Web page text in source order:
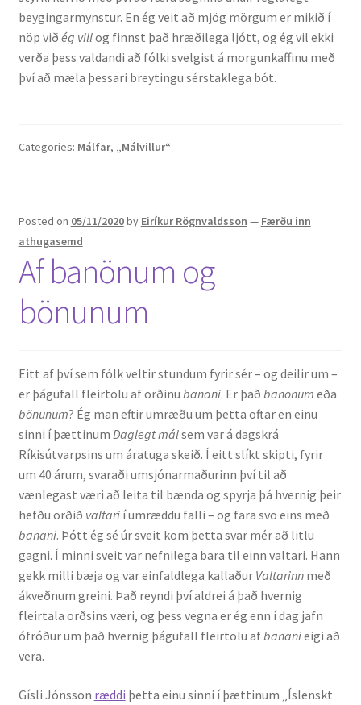
beygingarmynstur. En ég veit að mjög mörgum er mikið í
nöp við ég villog finnst það hræðilega ljótt, og ég vil ekki
verða þess valdandi að fólki svelgist á morgunkaffinu með
því að mæla þessari breytingu sérstaklega bót.
Categories: Málfar, „Málvillur“
Posted on 05/11/2020by Eiríkur Rögnvaldsson — Færðu inn
athugasemd
Af banönum og
bönunum
Eitt af því sem fólk veltir stundum fyrir sér – og deilir um –
er þágufall fleirtölu af orðinu banani. Er það banönum eða
bönunum? Ég man eftir umræðu um þetta oftar en einu
sinni í þættinum Daglegt málsem var á dagskrá
Ríkisútvarpsins um áratuga skeið. Í eitt slíkt skipti, fyrir
um 40 árum, svaraði umsjónarmaðurinn því til að
vænlegast væri að leita til bænda og spyrja þá hvernig þeir
hefðu orðið valt­arií umræddu falli – og fara svo eins með
banani. Þótt ég sé úr sveit kom þetta svar mér að litlu
gagni. Í minni sveit var nefnilega bara til einn valtari. Hann
gekk milli bæja og var einfaldlega kallaður Valtarinnmeð
ákveðnum greini. Það reyndi því aldrei á það hvernig
fleirtala orðs­ins væri, og þess vegna er ég enn í dag jafn
ófróður um það hvernig þágu­fall fleirtölu afbananieigi að
vera.
Gísli Jónsson ræddi þetta einu sinni í þættinum „Íslenskt